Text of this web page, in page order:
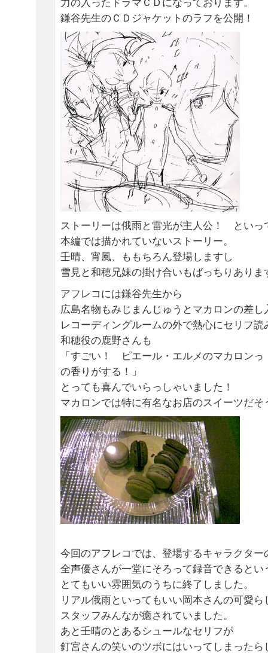
力の入ったドラマＣＤになっております。
鎌谷先生のＣＤジャケットのラフを公開！
ストーリーは俄雨と雷光が主人公！ といっ
本編では描かれていないストーリー。
壬晴、宵風、ももちろん登場しますし
雪見と和穂兄妹の掛け合いもばっちりあり
アフレコには鎌谷先生から
広島名物もみじまんじゅうとマカロンの差し
レコーディングルームの外で熱心にセリフ読
和穂役の鹿野さんも
「すごい！ ピエール・エルメのマカロン
の香りがする！」
とっても喜んでいらっしゃいました！
マカロンでは特に有名なお店のスイーツだそ
今回のアフレコでは、登場するキャラクター
全声優さんが一堂にそろって録音できるとい
とてもいい雰囲気のうちに終了しました。
リアル俄雨といってもいい岡本さんの可愛ら
スタッフみんなが癒されていました。
あと壬晴のとあるシュールなセリフが
釘宮さんの笑いのツボにはいってしまったら